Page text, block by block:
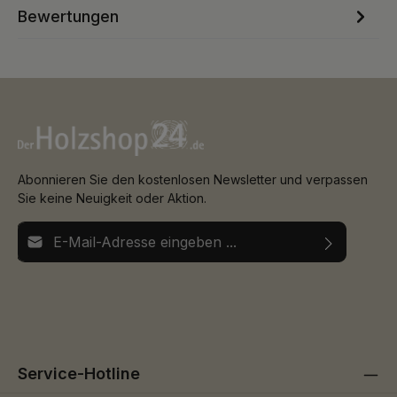
Bewertungen
Abonnieren Sie den kostenlosen Newsletter und verpassen
Sie keine Neuigkeit oder Aktion.
E-Mail-Adresse*
Service-Hotline